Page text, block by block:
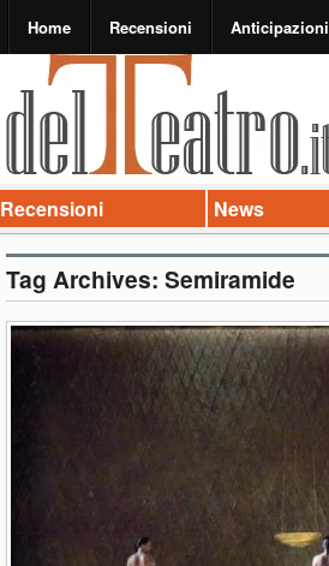
Home Recensioni Anticipazioni
Recensioni News
Tag Archives: Semiramide